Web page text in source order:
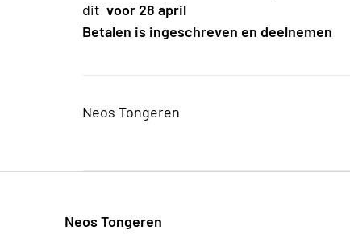
dit voor 28 april
Betalen is ingeschreven en deelnemen
Neos Tongeren
Neos Tongeren